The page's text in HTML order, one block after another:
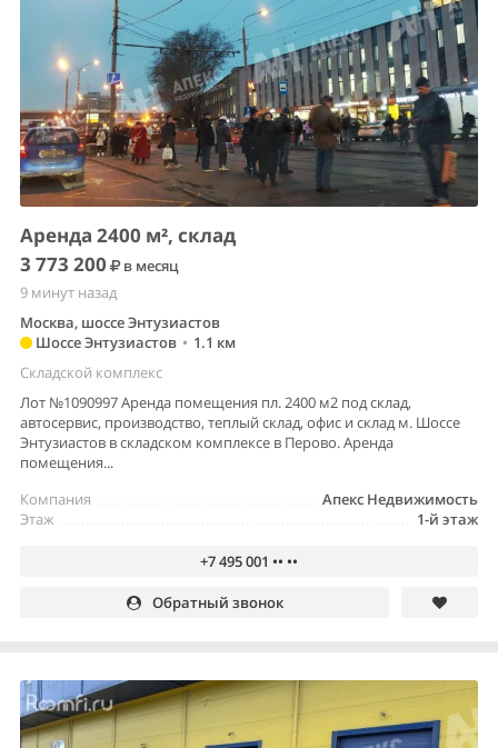
Аренда 2400 м², склад
3 773 200
в месяц
9 минут назад
Москва, шоссе Энтузиастов
Шоссе Энтузиастов • 1.1 км
Складской комплекс
Лот №1090997 Аренда помещения пл. 2400 м2 под склад,
автосервис, производство, теплый склад, офис и склад м. Шоссе
Энтузиастов в складском комплексе в Перово. Аренда
помещения...
Апекс Недвижимость
Компания
1-й этаж
Этаж
+7 495 001 •• ••
Обратный звонок